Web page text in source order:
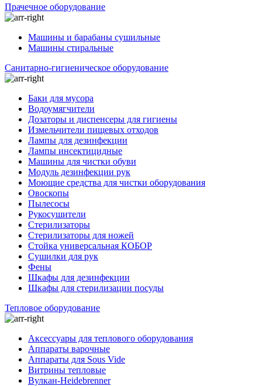
Прачечное оборудование
Машины и барабаны сушильные
Машины стиральные
Санитарно-гигиеническое оборудование
Баки для мусора
Водоумягчители
Дозаторы и диспенсеры для гигиены
Измельчители пищевых отходов
Лампы для дезинфекции
Лампы инсектицидные
Машины для чистки обуви
Модуль дезинфекции рук
Моющие средства для чистки оборудования
Овоскопы
Пылесосы
Рукосушители
Стерилизаторы
Стерилизаторы для ножей
Стойка универсальная КОБОР
Сушилки для рук
Фены
Шкафы для дезинфекции
Шкафы для стерилизации посуды
Тепловое оборудование
Аксессуары для теплового оборудования
Аппараты варочные
Аппараты для Sous Vide
Витрины тепловые
Вулкан-Heidebrenner